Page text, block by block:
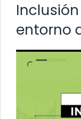
entorno